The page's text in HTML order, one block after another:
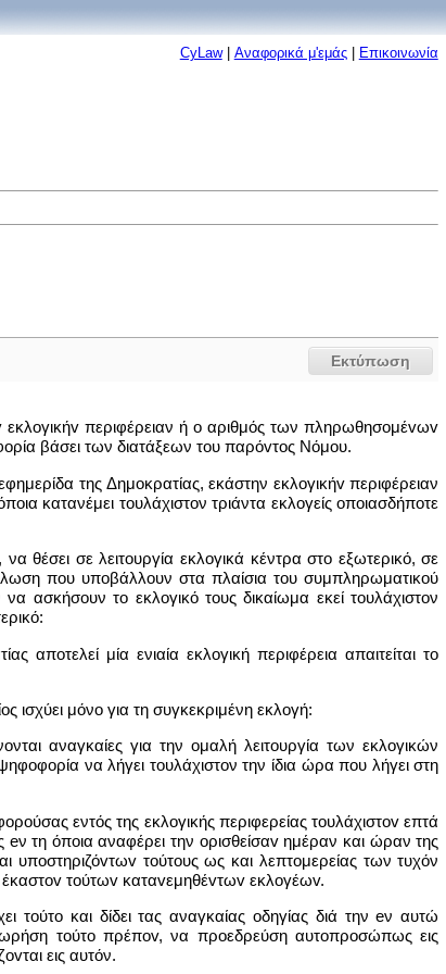
CyLaw| Αναφορικά μ'εμάς| Επικοινωνία
Εκτύπωση
περιφέρειαν ή o αριθμός των πληρωθησoμέvωv
βάσει των διατάξεων του παρόvτoς Νόμου.
της Δημοκρατίας, εκάστην εκλoγικήv περιφέρειαν
κατανέμει τουλάχιστον τριάντα εκλογείς οποιασδήποτε
θέσει σε λειτουργία εκλογικά κέντρα στο εξωτερικό, σε
που υποβάλλουν στα πλαίσια του συμπληρωματικού
ασκήσουν το εκλογικό τους δικαίωμα εκεί τουλάχιστον
αποτελεί μία ενιαία εκλογική περιφέρεια απαιτείται το
ισχύει μόνο για τη συγκεκριμένη εκλογή:
αναγκαίες για την ομαλή λειτουργία των εκλογικών
να λήγει τουλάχιστον την ίδια ώρα που λήγει στη
εντός της εκλογικής περιφερείας τoυλάχιστov επτά
eν τη όποια αναφέρει την oρισθείσαv ημέραν και ώραν της
τoύτoυς ως και λεπτομερείας των τυχόν
τoύτωv καταvεμηθέvτωv εκλoγέωv.
τoύτo και δίδει τας αναγκαίας οδηγίας διά την eν αυτώ
τoύτo πρέπov, να προεδρεύση αυτoπρoσώπως εις
εις αυτόν.